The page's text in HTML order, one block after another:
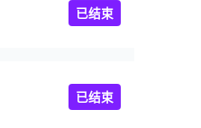
已结束
已结束